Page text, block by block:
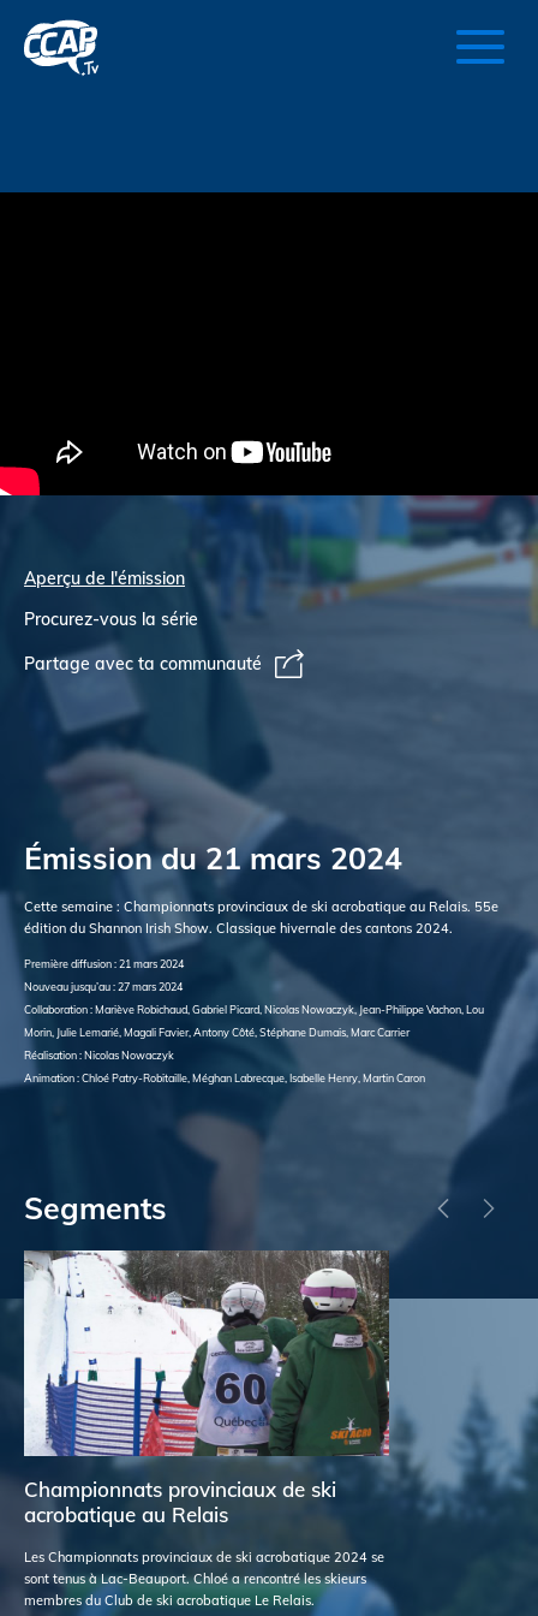
Aperçu de l'émission
Procurez-vous la série
Partage avec ta communauté
Émission du 21 mars 2024
Cette semaine : Championnats provinciaux de ski acrobatique au Relais. 55e
édition du Shannon Irish Show. Classique hivernale des cantons 2024.
Première diffusion : 21 mars 2024
Nouveau jusqu’au : 27 mars 2024
Collaboration : Mariève Robichaud, Gabriel Picard, Nicolas Nowaczyk, Jean-Philippe Vachon, Lou
Morin, Julie Lemarié, Magali Favier, Antony Côté, Stéphane Dumais, Marc Carrier
Réalisation : Nicolas Nowaczyk
Animation : Chloé Patry-Robitaille, Méghan Labrecque, Isabelle Henry, Martin Caron
Segments
Championnats provinciaux de ski
acrobatique au Relais
Les Championnats provinciaux de ski acrobatique 2024 se
sont tenus à Lac-Beauport. Chloé a rencontré les skieurs
membres du Club de ski acrobatique Le Relais.